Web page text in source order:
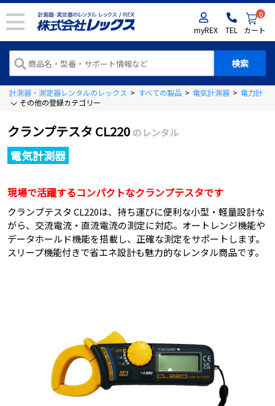
myREX TEL
0
カート
計測器・測定器レンタルのレックス > すべての製品 > 電気計測器 > 電力計
その他の登録カテゴリー
クランプテスタ CL220 のレンタル
電気計測器
現場で活躍するコンパクトなクランプテスタです
クランプテスタ CL220は、持ち運びに便利な小型・軽量設計な
がら、交流電流・直流電流の測定に対応。オートレンジ機能や
データホールド機能を搭載し、正確な測定をサポートします。
スリープ機能付きで省エネ設計も魅力的なレンタル商品です。